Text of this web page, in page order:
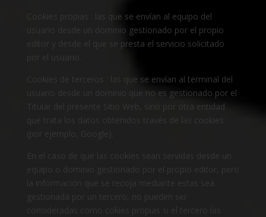
Cookies propias : las que se envían al equipo del
usuario desde un dominio gestionado por el propio
editor y desde el que se presta el servicio solicitado
por el usuario.
Cookies de terceros : las que se envían al terminal del
usuario desde un dominio que no es gestionado por el
Titular del presente Sitio Web, sino por otra entidad
que trata los datos obtenidos través de las cookies
(por ejemplo, Google).
En el caso de que las cookies sean servidas desde un
equipo o dominio gestionado por el propio editor, pero
la información que se recoja mediante estas sea
gestionada por un tercero, no pueden ser
consideradas como cokies propias si el tercero las